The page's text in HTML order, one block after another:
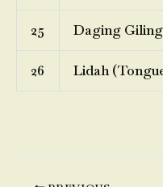
25 Daging
26 Lidah